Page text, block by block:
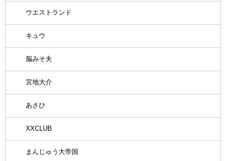
ウエストランド
キュウ
脳みそ夫
宮地大介
あさひ
XXCLUB
まんじゅう大帝国